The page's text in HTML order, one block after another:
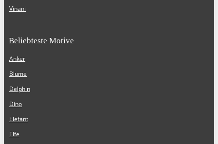
Vinani
Beliebteste Motive
Anker
Blume
Delphin
Dino
Elefant
Elfe